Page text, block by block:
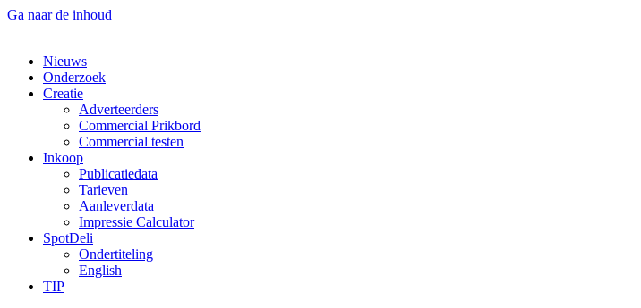
Ga naar de inhoud
Nieuws
Onderzoek
Creatie
Adverteerders
Commercial Prikbord
Commercial testen
Inkoop
Publicatiedata
Tarieven
Aanleverdata
Impressie Calculator
SpotDeli
Ondertiteling
English
TIP